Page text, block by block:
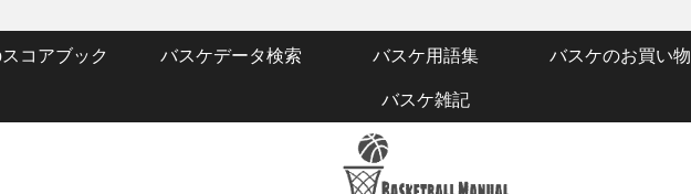
コアブック バスケデータ検索 バスケ用語集 バスケのお買い物
バスケ雑記